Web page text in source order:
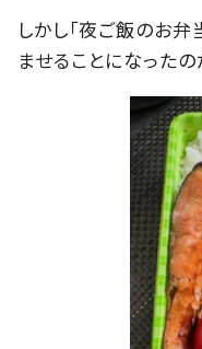
しかし「夜ご飯のお
ませることになったの